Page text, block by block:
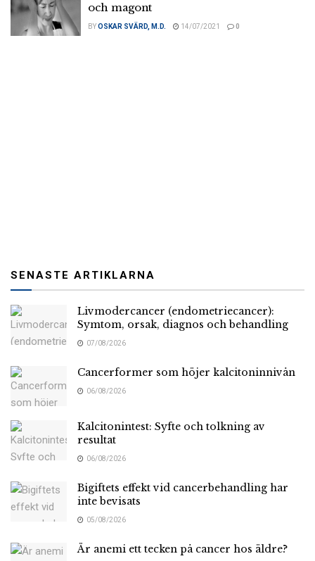
och magont
BYOSKAR SVÄRD, M.D. 14/07/2021 0
SENASTE ARTIKLARNA
Livmodercancer (endometriecancer):
Symtom, orsak, diagnos och behandling
07/08/2026
Cancerformer som höjer kalcitoninnivån
06/08/2026
Kalcitonintest: Syfte och tolkning av
resultat
06/08/2026
Bigiftets effekt vid cancerbehandling har
inte bevisats
05/08/2026
Är anemi ett tecken på cancer hos äldre?